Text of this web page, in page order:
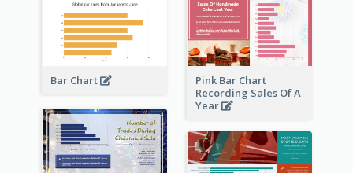
Bar Chart
Pink Bar Chart
Recording Sales Of A
Year